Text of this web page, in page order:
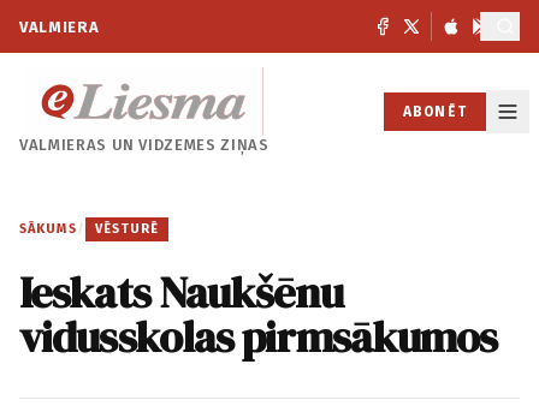
VALMIERA
VALMIERAS UNVIDZEMES ZIŅAS
ABONĒT
SĀKUMS / VĒSTURĒ
Ieskats Naukšēnu
vidusskolas pirmsākumos